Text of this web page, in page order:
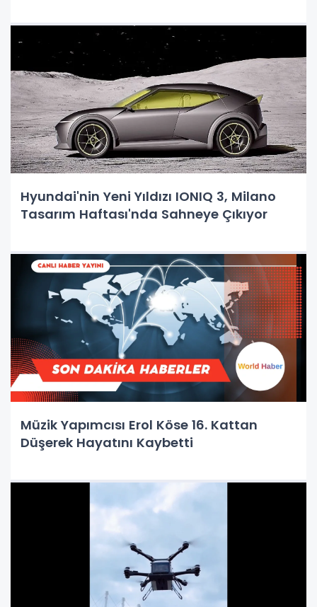
Hyundai'nin Yeni Yıldızı IONIQ 3, Milano
Tasarım Haftası'nda Sahneye Çıkıyor
Müzik Yapımcısı Erol Köse 16. Kattan
Düşerek Hayatını Kaybetti